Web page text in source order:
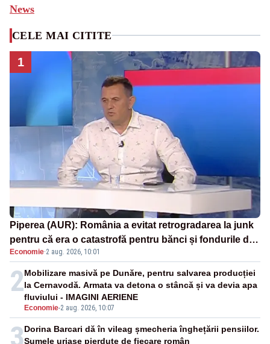
News
CELE MAI CITITE
1
Piperea (AUR): România a evitat retrogradarea la junk
pentru că era o catastrofă pentru bănci și fondurile de
pensii
Economie·2 aug. 2026, 10:01
2
Economie-2 aug. 2026, 10:07
Mobilizare masivă pe Dunăre, pentru salvarea producției
la Cernavodă. Armata va detona o stâncă și va devia apa
fluviului - IMAGINI AERIENE
3Dorina Barcari dă în vileag șmecheria înghețării pensiilor.
Sumele uriașe pierdute de fiecare român